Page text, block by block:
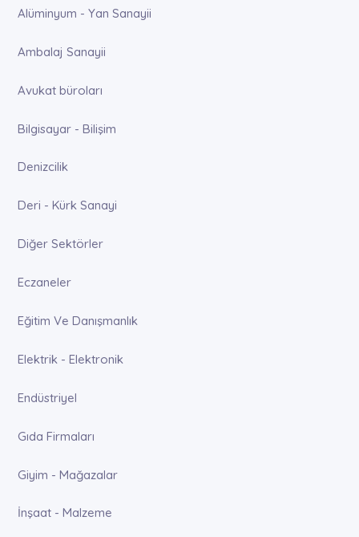
Alüminyum - Yan Sanayii
Ambalaj Sanayii
Avukat büroları
Bilgisayar - Bilişim
Denizcilik
Deri - Kürk Sanayi
Diğer Sektörler
Eczaneler
Eğitim Ve Danışmanlık
Elektrik - Elektronik
Endüstriyel
Gıda Firmaları
Giyim - Mağazalar
İnşaat - Malzeme